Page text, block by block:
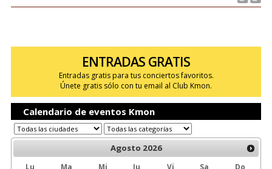
ENTRADAS GRATIS
Entradas gratis para tus conciertos favoritos.
Únete gratis sólo con tu email al Club Kmon.
Calendario de eventos Kmon
Agosto 2026
Lu Ma Mi Ju Vi Sa
Do